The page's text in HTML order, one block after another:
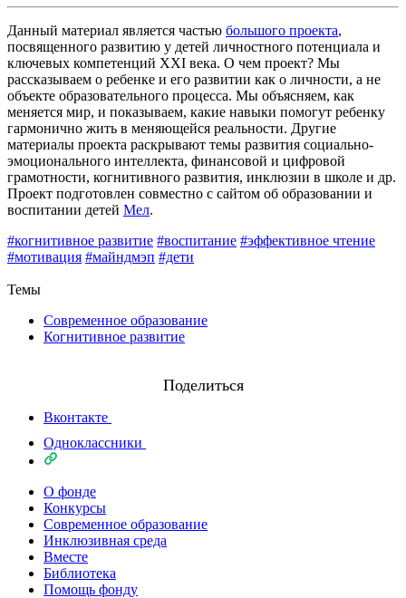
Данный материал является частью большого проекта,
посвященного развитию у детей личностного потенциала и
ключевых компетенций XXI века. О чем проект? Мы
рассказываем о ребенке и его развитии как о личности, а не
объекте образовательного процесса. Мы объясняем, как
меняется мир, и показываем, какие навыки помогут ребенку
гармонично жить в меняющейся реальности. Другие
материалы проекта раскрывают темы развития социально-
эмоционального интеллекта, финансовой и цифровой
грамотности, когнитивного развития, инклюзии в школе и др.
Проект подготовлен совместно с сайтом об образовании и
воспитании детей Мел.
#когнитивное развитие #воспитание #эффективное чтение
#мотивация #майндмэп #дети
Темы
Современное образование
Когнитивное развитие
Поделиться
Вконтакте
Одноклассники
О фонде
Конкурсы
Современное образование
Инклюзивная среда
Вместе
Библиотека
Помощь фонду